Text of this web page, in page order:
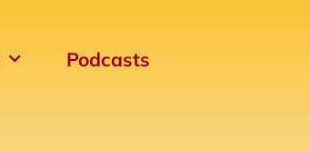
Podcasts